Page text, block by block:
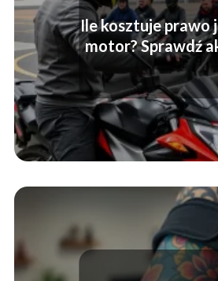
Ile kosztuje prawo
motor? Sprawdź
stawki!